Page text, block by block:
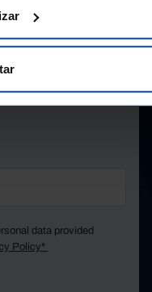
NEWSLETTER
data provided
Policy*